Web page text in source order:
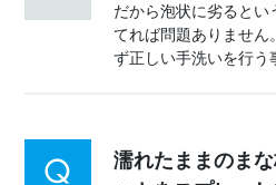
だから泡状に劣るとい
てれば問題ありません
ず正しい手洗いを行う
濡れたままのま